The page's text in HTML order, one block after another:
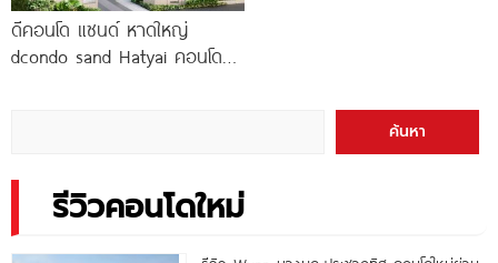
ดีคอนโด แซนด์ หาดใหญ่
dcondo sand Hatyai คอนโด
ค้นหา
รีวิวคอนโดใหม่